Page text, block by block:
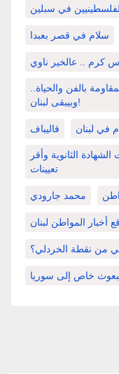
في سبلين
سلام في قصر بعبدا
بالفن والحياة..
وبيبقى لبنان!
قاليباف في لبنان
الثانوية وأقر
تعيينات
محمد جارودي
أخبار المواطن لبنان
من نقطة الخردلي؟
خاص إلى سوريا